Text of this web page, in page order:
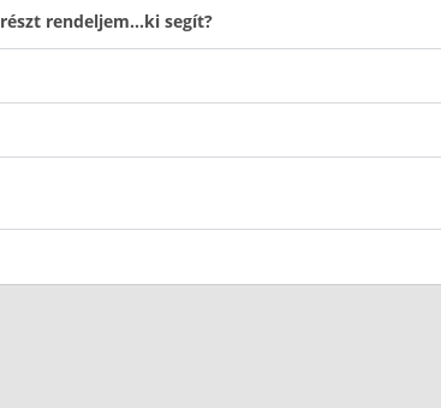
rendeljem…ki segít?